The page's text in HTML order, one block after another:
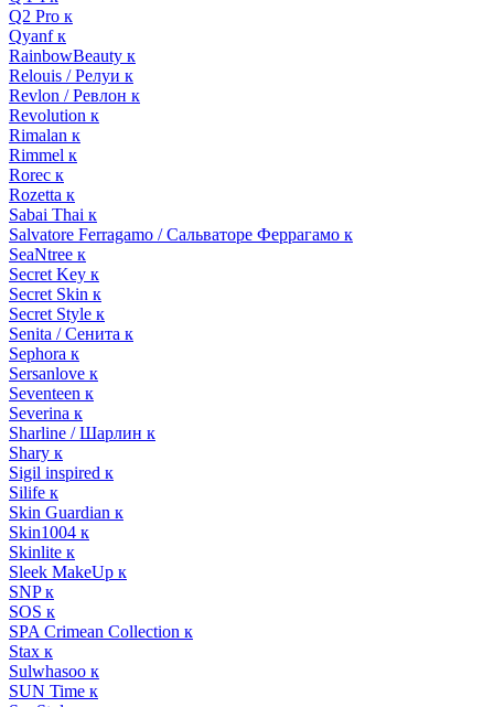
Q2 Pro к
Qyanf к
RainbowBeauty к
Relouis / Релуи к
Revlon / Ревлон к
Revolution к
Rimalan к
Rimmel к
Rorec к
Rozetta к
Sabai Thai к
Salvatore Ferragamo / Сальваторе Феррагамо к
SeaNtree к
Secret Key к
Secret Skin к
Secret Style к
Senita / Сенита к
Sephora к
Sersanlove к
Seventeen к
Severina к
Sharline / Шарлин к
Shary к
Sigil inspired к
Silife к
Skin Guardian к
Skin1004 к
Skinlite к
Sleek MakeUp к
SNP к
SOS к
SPA Crimean Collection к
Stax к
Sulwhasoo к
SUN Time к